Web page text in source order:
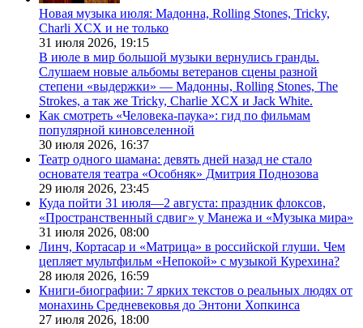
Новая музыка июля: Мадонна, Rolling Stones, Tricky,
Charli XCX и не только
31 июля 2026, 19:15
В июле в мир большой музыки вернулись гранды.
Слушаем новые альбомы ветеранов сцены разной
степени «выдержки» — Мадонны, Rolling Stones, The
Strokes, а так же Tricky, Charlie XCX и Jack White.
Как смотреть «Человека-паука»: гид по фильмам
популярной киновселенной
30 июля 2026, 16:37
Театр одного шамана: девять дней назад не стало
основателя театра «Особняк» Дмитрия Поднозова
29 июля 2026, 23:45
Куда пойти 31 июля—2 августа: праздник флоксов,
«Пространственный сдвиг» у Манежа и «Музыка мира»
31 июля 2026, 08:00
Линч, Кортасар и «Матрица» в российской глуши. Чем
цепляет мультфильм «Непокой» с музыкой Курехина?
28 июля 2026, 16:59
Книги-биографии: 7 ярких текстов о реальных людях от
монахинь Средневековья до Энтони Хопкинса
27 июля 2026, 18:00